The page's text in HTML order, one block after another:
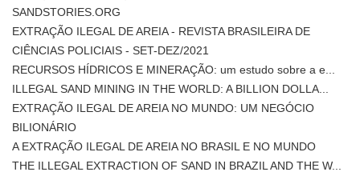
SANDSTORIES.ORG
EXTRAÇÃO ILEGAL DE AREIA - REVISTA BRASILEIRA DE
CIÊNCIAS POLICIAIS - SET-DEZ/2021
RECURSOS HÍDRICOS E MINERAÇÃO: um estudo sobre a e...
ILLEGAL SAND MINING IN THE WORLD: A BILLION DOLLA...
EXTRAÇÃO ILEGAL DE AREIA NO MUNDO: UM NEGÓCIO
BILIONÁRIO
A EXTRAÇÃO ILEGAL DE AREIA NO BRASIL E NO MUNDO
THE ILLEGAL EXTRACTION OF SAND IN BRAZIL AND THE W...